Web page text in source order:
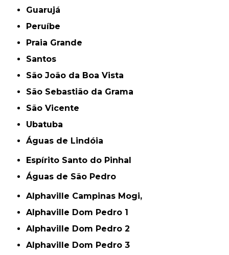
Guarujá
Peruíbe
Praia Grande
Santos
São João da Boa Vista
São Sebastião da Grama
São Vicente
Ubatuba
Águas de Lindóia
Espírito Santo do Pinhal
Águas de São Pedro
Alphaville Campinas Mogi,
Alphaville Dom Pedro 1
Alphaville Dom Pedro 2
Alphaville Dom Pedro 3